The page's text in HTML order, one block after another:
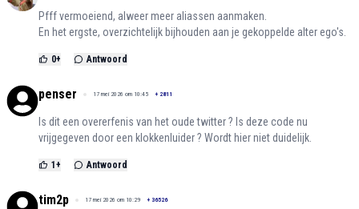
Pfff vermoeiend, alweer meer aliassen aanmaken.
En het ergste, overzichtelijk bijhouden aan je gekoppelde alter ego's.
0+ Antwoord
penser 17 mei 2026 om 10:45 + 2811
Is dit een overerfenis van het oude twitter ? Is deze code nu
vrijgegeven door een klokkenluider ? Wordt hier niet duidelijk.
1 + Antwoord
tim2p 17 mei 2026 om 10:29 + 36526